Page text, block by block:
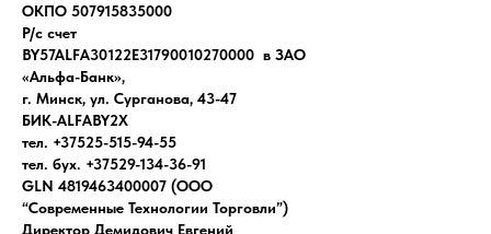
ОКПО 507915835000
Р/с счет
BY57ALFA30122E31790010270000 в ЗАО
«Альфа-Банк»,
г. Минск, ул. Сурганова, 43-47
БИК-ALFABY2X
тел. +37525-515-94-55
тел. бух. +37529-134-36-91
GLN 4819463400007 (ООО
“Современные Технологии Торговли”)
Директор Демидович Евгений